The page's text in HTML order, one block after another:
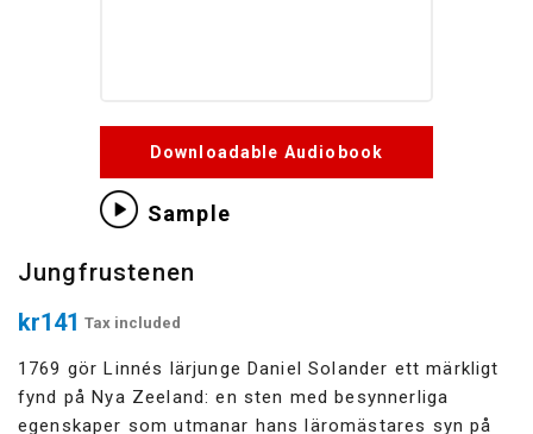
Downloadable Audiobook
Sample
Jungfrustenen
kr141 Tax included
1769 gör Linnés lärjunge Daniel Solander ett märkligt
fynd på Nya Zeeland: en sten med besynnerliga
egenskaper som utmanar hans läromästares syn på